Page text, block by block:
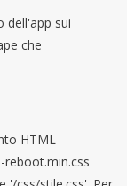
dell'app sui
che
HTML